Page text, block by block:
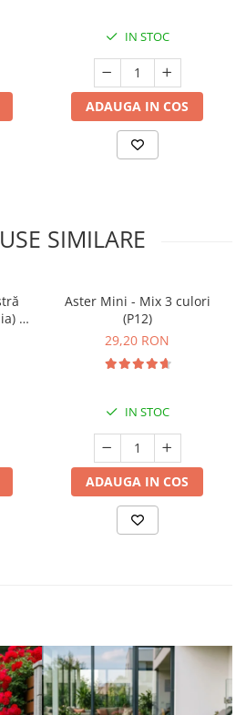
IN STOC
ADAUGA IN COS
SIMILARE
-
Aster Mini - Mix 3 culori
(P12)
29,20 RON
IN STOC
ADAUGA IN COS